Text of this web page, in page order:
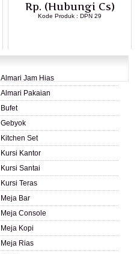
Rp. (Hubungi Cs)
Kode Produk : DPN 29
Almari Jam Hias
Almari Pakaian
Bufet
Gebyok
Kitchen Set
Kursi Kantor
Kursi Santai
Kursi Teras
Meja Bar
Meja Console
Meja Kopi
Meja Rias